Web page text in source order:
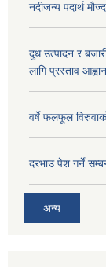
नदीजन्य पदार्थ
दुध उत्पादन र
लागि प्रस्ताव
वर्षे फलफूल
दरभाउ पेश गर्ने
अन्य